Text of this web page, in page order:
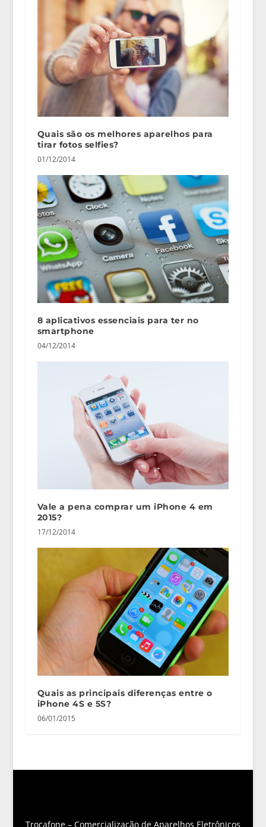
Quais são os melhores aparelhos para
tirar fotos selfies?
01/12/2014
8 aplicativos essenciais para ter no
smartphone
04/12/2014
Vale a pena comprar um iPhone 4 em
2015?
17/12/2014
Quais as principais diferenças entre o
iPhone 4S e 5S?
06/01/2015
Trocafone – Comercialização de Aparelhos Eletrônicos